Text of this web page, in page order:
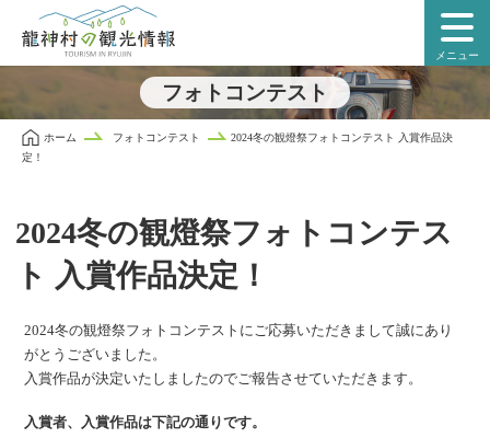
メニュー
フォトコンテスト
ホーム フォトコンテスト
2024冬の観燈祭フォトコンテスト 入賞作品決
定！
2024冬の観燈祭フォトコンテス
ト 入賞作品決定！
2024冬の観燈祭フォトコンテストにご応募いただきまして誠にあり
がとうございました。
入賞作品が決定いたしましたのでご報告させていただきます。
入賞者、入賞作品は下記の通りです。